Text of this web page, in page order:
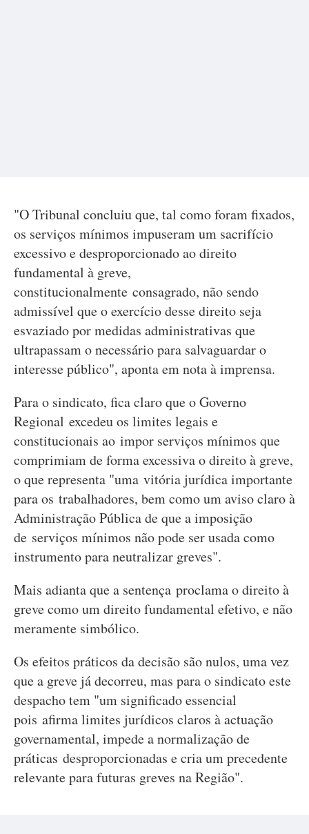
"O Tribunal concluiu que, tal como foram fixados,
os serviços mínimos impuseram um sacrifício
excessivo e desproporcionado ao direito
fundamental à greve,
constitucionalmente consagrado, não sendo
admissível que o exercício desse direito seja
esvaziado por medidas administrativas que
ultrapassam o necessário para salvaguardar o
interesse público", aponta em nota à imprensa.
Para o sindicato, fica claro que o Governo
Regional excedeu os limites legais e
constitucionais ao impor serviços mínimos que
comprimiam de forma excessiva o direito à greve,
o que representa "uma vitória jurídica importante
para os trabalhadores, bem como um aviso claro à
Administração Pública de que a imposição
de serviços mínimos não pode ser usada como
instrumento para neutralizar greves".
Mais adianta que a sentença proclama o direito à
greve como um direito fundamental efetivo, e não
meramente simbólico.
Os efeitos práticos da decisão são nulos, uma vez
que a greve já decorreu, mas para o sindicato este
despacho tem "um significado essencial
pois afirma limites jurídicos claros à actuação
governamental, impede a normalização de
práticas desproporcionadas e cria um precedente
relevante para futuras greves na Região".